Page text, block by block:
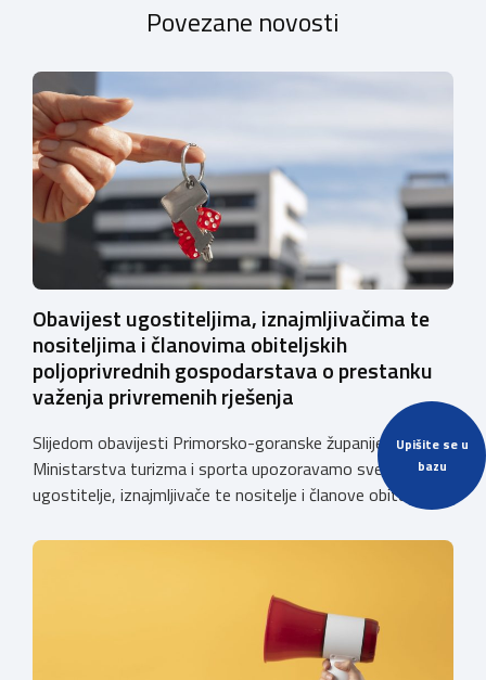
Upišite se u
bazu
Povezane novosti
Obavijest ugostiteljima, iznajmljivačima te
nositeljima i članovima obiteljskih
poljoprivrednih gospodarstava o prestanku
važenja privremenih rješenja
Slijedom obavijesti Primorsko-goranske županije i
Ministarstva turizma i sporta upozoravamo sve
ugostitelje, iznajmljivače te nositelje i članove obiteljskih
privremenih rješenja izdanih sukladno Zakonu o
1. siječnja 2025. godine više ne mogu podnositi novi
zahtjevi za izdavanje privremenih rješenja, dok već izdana